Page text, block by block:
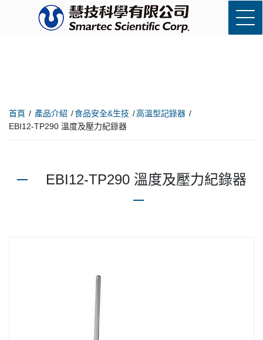
首頁 產品介紹 食品安全&生技
高溫型記錄器
EBI12-TP290 溫度及壓力紀錄器
EBI12-TP290 溫度及壓力紀錄器